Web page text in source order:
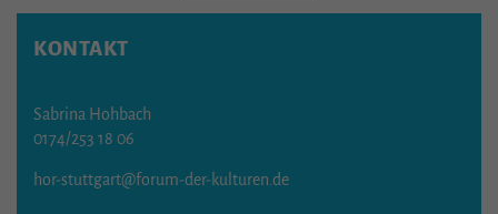
KONTAKT
Sabrina Hohbach
0174/253 18 06
hor-stuttgart@forum-der-kulturen.de